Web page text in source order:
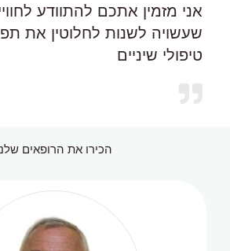
אני מזמין אתכם להתוודע
שעשויה לשנות לחלוטין את
טיפולי שיניים
הכירו את הרופאים
ד"ר איתן וינשטיין